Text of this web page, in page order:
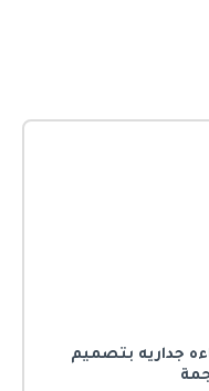
جداريه بتصميم